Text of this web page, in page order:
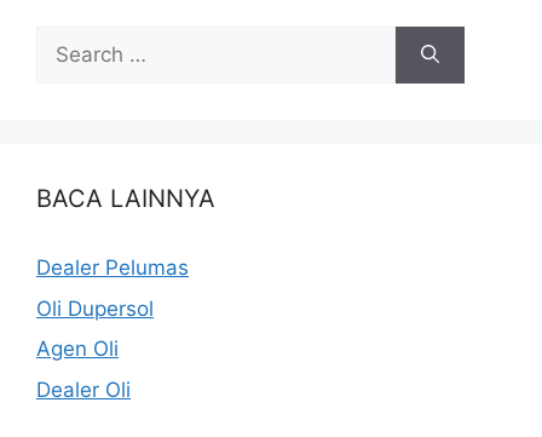
BACA LAINNYA
Dealer Pelumas
Oli Dupersol
Agen Oli
Dealer Oli